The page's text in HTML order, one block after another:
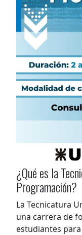
¿Qué es la
Programación?
La Tecnicatura
una carrera de
estudiantes